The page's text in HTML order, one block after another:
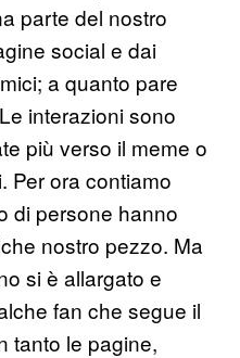
parte del nostro
social e dai
a quanto pare
interazioni sono
più verso il meme o
Per ora contiamo
di persone hanno
nostro pezzo. Ma
si è allargato e
fan che segue il
tanto le pagine,